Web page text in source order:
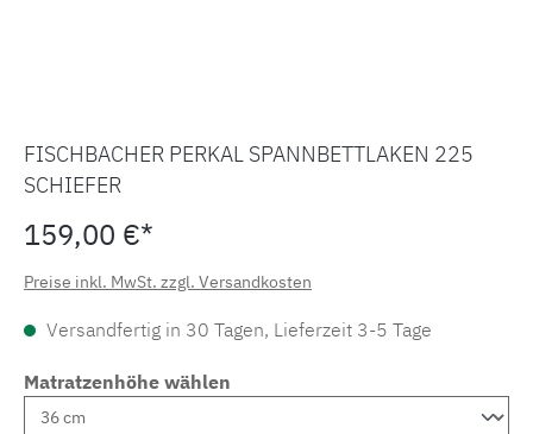
FISCHBACHER PERKAL SPANNBETTLAKEN 225
SCHIEFER
159,00 €*
Preise inkl. MwSt. zzgl. Versandkosten
Versandfertig in 30 Tagen, Lieferzeit 3-5 Tage
Matratzenhöhe wählen